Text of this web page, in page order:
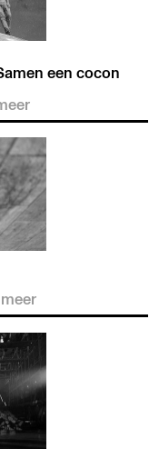
een cocon